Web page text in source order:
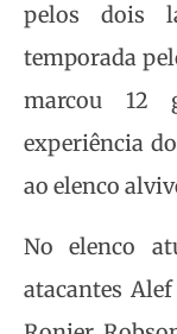
pelos dois
temporada
marcou 12
experiência
ao elenco
No elenco
atacantes